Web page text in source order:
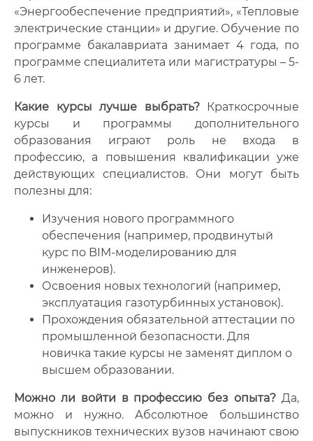
«Энергообеспечение предприятий», «Тепловые
электрические станции» и другие. Обучение по
программе бакалавриата занимает 4 года, по
программе специалитета или магистратуры – 5-
6 лет.
Какие курсы лучше выбрать?Краткосрочные
курсы и программы дополнительного
образования играют роль не входа в
профессию, а повышения квалификации уже
действующих специалистов. Они могут быть
полезны для:
Изучения нового программного
обеспечения (например, продвинутый
курс по BIM-моделированию для
инженеров).
Освоения новых технологий (например,
эксплуатация газотурбинных установок).
Прохождения обязательной аттестации по
промышленной безопасности. Для
новичка такие курсы не заменят диплом о
высшем образовании.
Можно ли войти в профессию без опыта? Да,
можно и нужно. Абсолютное большинство
выпускников технических вузов начинают свою